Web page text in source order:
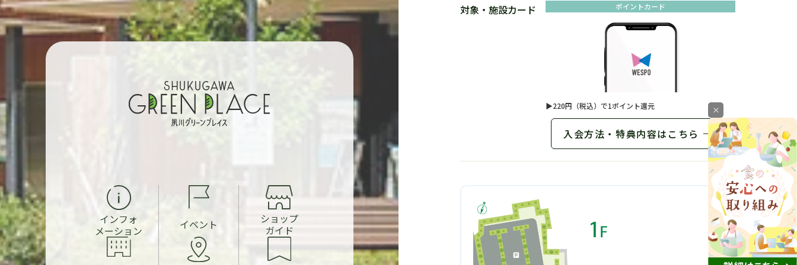
インフォ
メーション
イベント
ショップ
ガイド
対象・施設カード ポイントカード
▶220円（税込）で1ポイント還元
入会方法・特典内容はこちら
×